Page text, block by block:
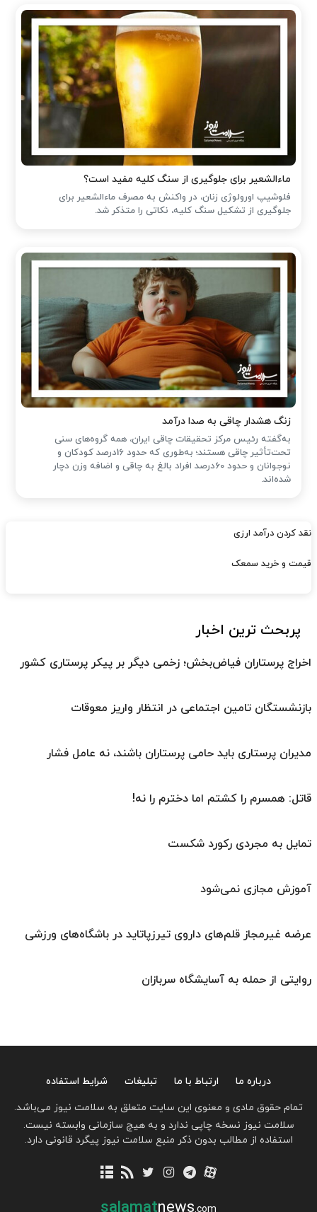
ماءالشعیر برای جلوگیری از سنگ کلیه مفید است؟
فلوشیپ اورولوژی زنان، در واکنش به مصرف ماءالشعیر برای
جلوگیری از تشکیل سنگ کلیه، نکاتی را متذکر شد.
زنگ هشدار چاقی به صدا درآمد
به‌گفته رئیس مرکز تحقیقات چاقی ایران، همه گروه‌های سنی
تحت‌تأثیر چاقی هستند؛ به‌طوری که حدود 16درصد کودکان و
نوجوانان و حدود 60درصد افراد بالغ به چاقی و اضافه وزن دچار
شده‌اند.
نقد کردن درآمد ارزی
قیمت و خرید سمعک
پربحث ترین اخبار
اخراج پرستاران فیاض‌بخش؛ زخمی دیگر بر پیکر پرستاری کشور
بازنشستگان تامین اجتماعی در انتظار واریز معوقات
مدیران پرستاری باید حامی پرستاران باشند، نه عامل فشار
قاتل: همسرم را کشتم اما دخترم را نه!
تمایل به مجردی رکورد شکست
آموزش مجازی نمی‌شود
عرضه غیرمجاز قلم‌های داروی تیرزپاتاید در باشگاه‌های ورزشی
روایتی از حمله به آسایشگاه سربازان
درباره ما ارتباط با ما تبلیغات
شرایط استفاده
تمام حقوق مادی و معنوی این سایت متعلق به سلامت نیوز می‌باشد.
سلامت نیوز نسخه چاپی ندارد و به هیچ سازمانی وابسته نیست.
استفاده از مطالب بدون ذکر منبع سلامت نیوز پیگرد قانونی دارد.